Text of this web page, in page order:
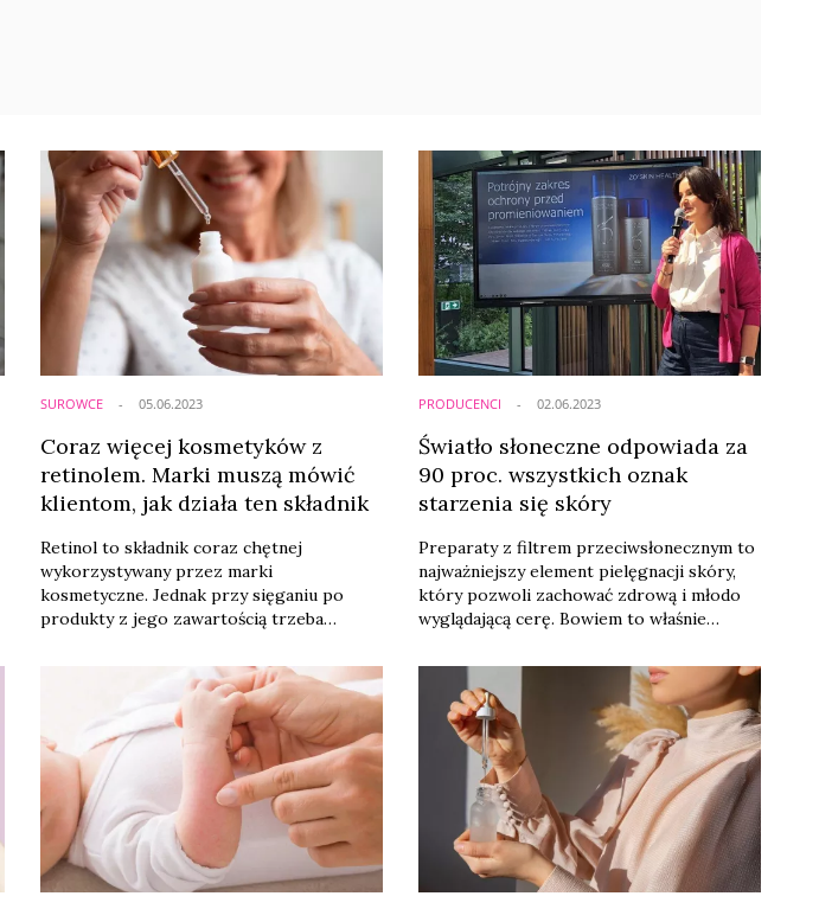
SUROWCE
Coraz więcej kosmetyków z
retinolem. Marki muszą mówić
klientom, jak działa ten składnik
Retinol to składnik coraz chętnej
wykorzystywany przez marki
kosmetyczne. Jednak przy sięganiu po
produkty z jego zawartością trzeba
pewnych zasad. Należy też być gotowym na
specyficzne reakcje skóry, podczas
budowania je tolerancji na tę substancję.
Dlatego firmy wprowadzające retinol do
swoich produktów, muszą wziąć na siebie
zadanie edukowania konsumentów.
05.06.2023 PRODUCENCI
Światło słoneczne odpowiada za
90 proc. wszystkich oznak
starzenia się skóry
Preparaty z filtrem przeciwsłonecznym to
najważniejszy element pielęgnacji skóry,
który pozwoli zachować zdrową i młodo
wyglądającą cerę. Bowiem to właśnie
wszystkich oznak starzenia się skóry,
takich jak zmarszczki, brązowe plamy,
szorstkość i utrata jędrności – mówił dr
Marek Pitucha, lekarz medycyny
estetycznej obecny na premierze nowości
z linii przeciwsłonecznej ZO Skin ...
02.06.2023